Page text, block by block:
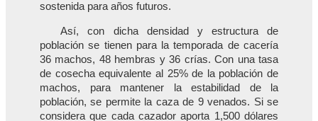
sostenida para años futuros.
Así, con dicha densidad y estructura de
población se tienen para la temporada de cacería
36 machos, 48 hembras y 36 crías. Con una tasa
de cosecha equivalente al 25% de la población de
machos, para mantener la estabilidad de la
población, se permite la caza de 9 venados. Si se
considera que cada cazador aporta 1,500 dólares